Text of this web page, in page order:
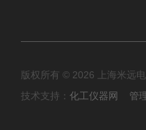
版权所有 © 2026 上海米远
技术支持： 化工仪器网 管